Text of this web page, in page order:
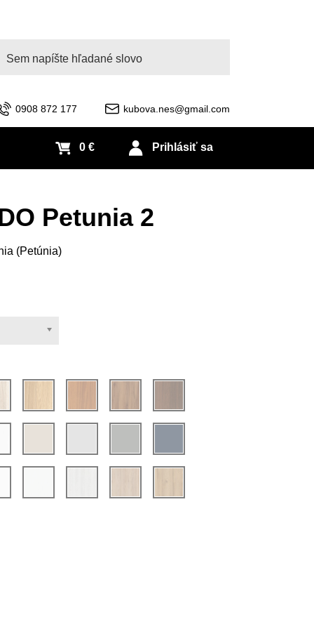
0908 872 177 kubova.nes@gmail.com
Prihlásiť sa
0 €
Petunia 2
(Petúnia)